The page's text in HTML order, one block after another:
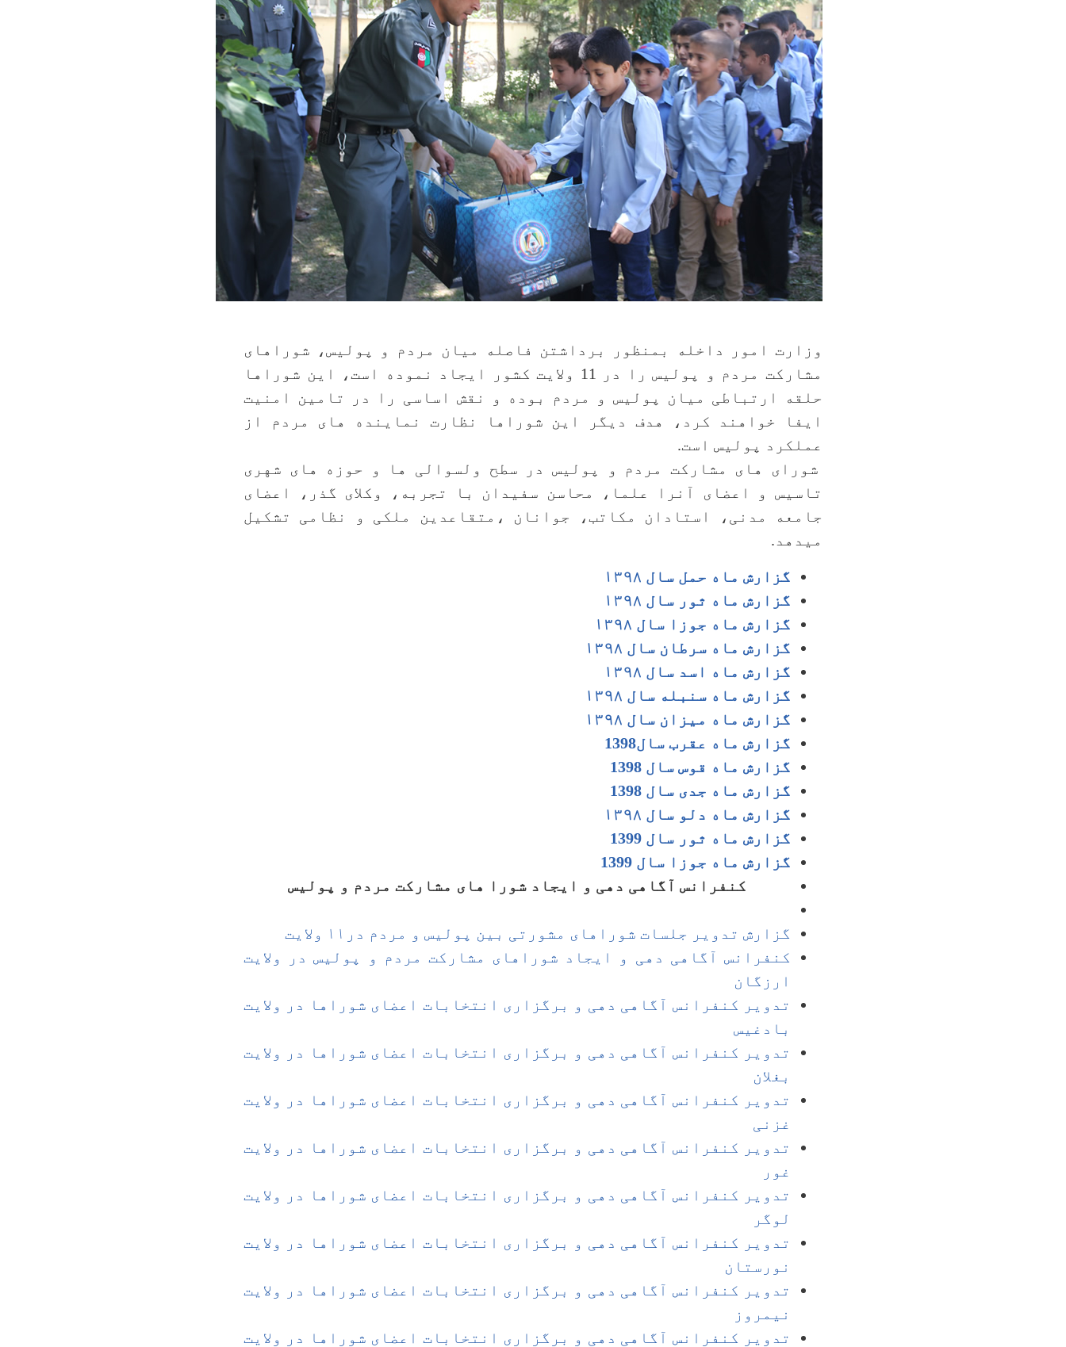
وزارت امور داخله بمنظور برداشتن فاصله میان مردم و پولیس، شوراهای
مشارکت مردم و پولیس را در 11 ولایت کشور ایجاد نموده است، این شوراها
حلقه ارتباطی میان پولیس و مردم بوده و نقش اساسی را در تامین امنیت
ایفا خواهند کرد، هدف دیگر این شوراها نظارت نماینده های مردم از
عملکرد پولیس است.
شورای های مشارکت مردم و پولیس در سطح ولسوالی ها و حوزه های شهری
تاسیس و اعضای آنرا علما، محاسن سفیدان با تجربه، وکلای گذر، اعضای
جامعه مدنی، استادان مکاتب، جوانان ،متقاعدین ملکی و نظامی تشکیل
میدهد.
گزارش ماه حمل سال ۱۳۹۸
گزارش ماه ثور سال ۱۳۹۸
گزارش ماه جوزا سال ۱۳۹۸
گزارش ماه سرطان سال ۱۳۹۸
گزارش ماه اسد سال ۱۳۹۸
گزارش ماه سنبله سال ۱۳۹۸
گزارش ماه میزان سال ۱۳۹۸
گزارش ماه عقرب سال1398
گزارش ماه قوس سال 1398
گزارش ماه جدی سال 1398
گزارش ماه دلو سال ۱۳۹۸
گزارش ماه ثور سال 1399
گزارش ماه جوزا سال 1399
کنفرانس آگاهی دهی و ایجاد شورا های مشارکت مردم و پولیس
گزارش تدویر جلسات شوراهای مشورتی بین پولیس و مردم در۱۱ ولایت
کنفرانس آگاهی دهی و ایجاد شوراهای مشارکت مردم و پولیس در ولایت
ارزگان
تدویر کنفرانس آگاهی دهی و برگزاری انتخابات اعضای شوراها در ولایت
بادغیس
تدویر کنفرانس آگاهی دهی و برگزاری انتخابات اعضای شوراها در ولایت
بغلان
تدویر کنفرانس آگاهی دهی و برگزاری انتخابات اعضای شوراها در ولایت
غزنی
تدویر کنفرانس آگاهی دهی و برگزاری انتخابات اعضای شوراها در ولایت
غور
تدویر کنفرانس آگاهی دهی و برگزاری انتخابات اعضای شوراها در ولایت
لوگر
تدویر کنفرانس آگاهی دهی و برگزاری انتخابات اعضای شوراها در ولایت
نورستان
تدویر کنفرانس آگاهی دهی و برگزاری انتخابات اعضای شوراها در ولایت
نیمروز
تدویر کنفرانس آگاهی دهی و برگزاری انتخابات اعضای شوراها در ولایت